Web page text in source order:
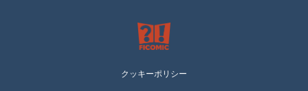
クッキーポリシー